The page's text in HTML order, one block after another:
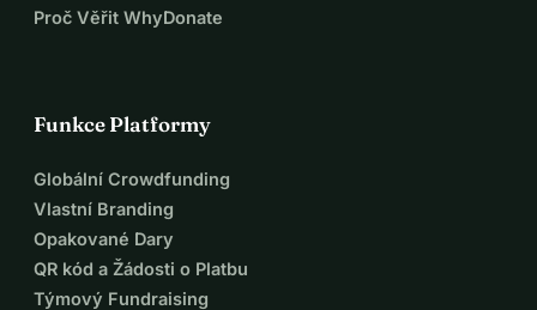
Proč Věřit WhyDonate
Funkce Platformy
Globální Crowdfunding
Vlastní Branding
Opakované Dary
QR kód a Žádosti o Platbu
Týmový Fundraising